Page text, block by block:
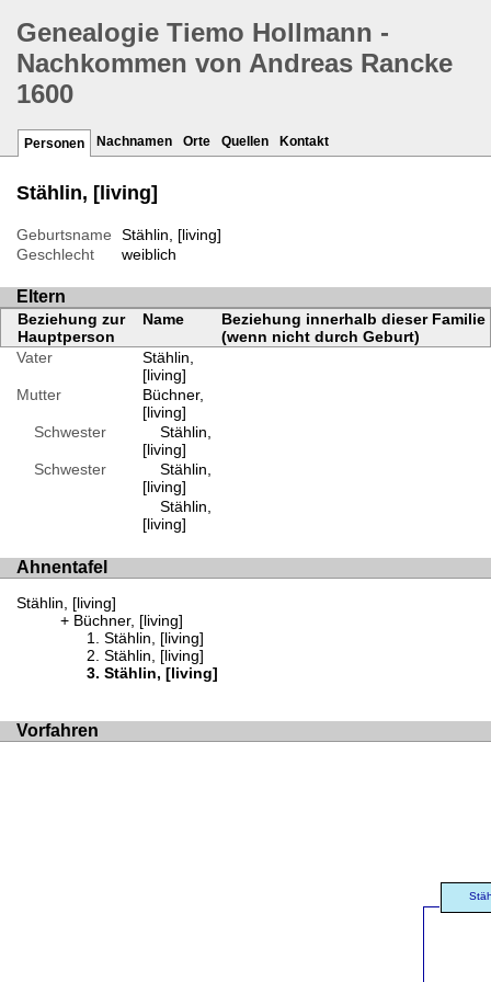
Genealogie Tiemo Hollmann -
Nachkommen von Andreas Rancke
1600
Personen Nachnamen Orte Quellen Kontakt
Stählin, [living]
Geburtsname
Stählin, [living]
Geschlecht
weiblich
Eltern
Beziehung zur
Hauptperson
Name
Beziehung innerhalb dieser Familie
(wenn nicht durch Geburt)
Vater
Stählin,
[living]
Mutter
Büchner,
[living]
Schwester
Stählin,
[living]
Schwester
Stählin,
[living]
Stählin,
[living]
Ahnentafel
Stählin, [living]
Büchner, [living]
Stählin, [living]
Stählin, [living]
Stählin, [living]
Vorfahren